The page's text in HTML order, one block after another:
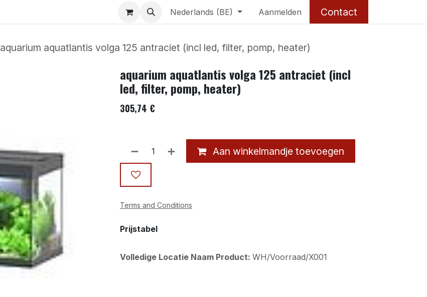
Nederlands (BE) Aanmelden Contact
aquarium aquatlantis volga 125 antraciet (incl led, filter, pomp, heater)
aquarium aquatlantis volga 125 antraciet (incl
led, filter, pomp, heater)
305,74 €
Aan winkelmandje toevoegen
Terms and Conditions
Prijstabel
Volledige Locatie Naam Product: WH/Voorraad/X001